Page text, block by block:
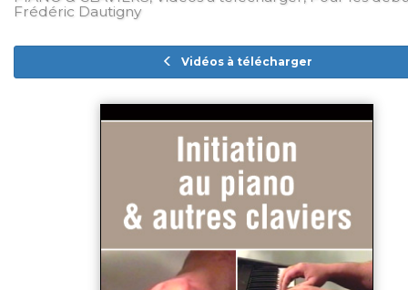
Frédéric Dautigny
Vidéos à télécharger